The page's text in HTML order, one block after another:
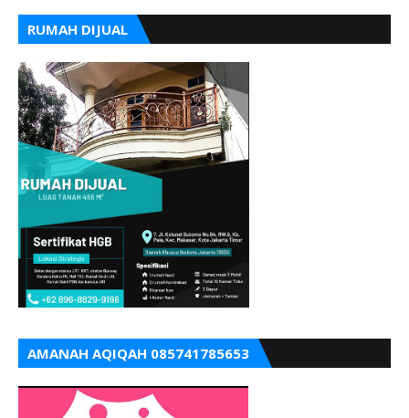
RUMAH DIJUAL
AMANAH AQIQAH 085741785653